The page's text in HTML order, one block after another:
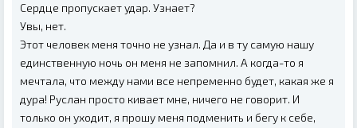
Сердце пропускает удар. Узнает?
Увы, нет.
Этот человек меня точно не узнал. Да и в ту самую нашу
единственную ночь он меня не запомнил. А когда-то я
мечтала, что между нами все непременно будет, какая же я
дура! Руслан просто кивает мне, ничего не говорит. И
только он уходит, я прошу меня подменить и бегу к себе,